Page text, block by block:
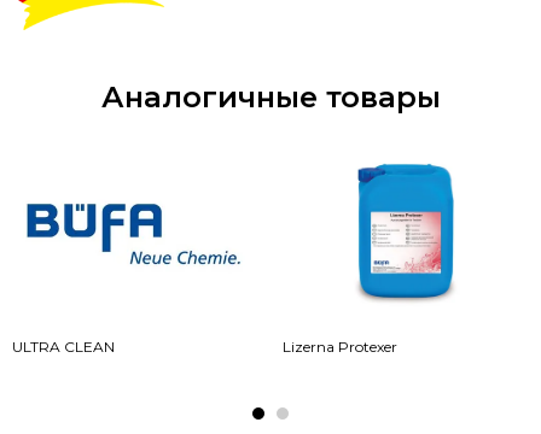
Аналогичные товары
ULTRA CLEAN Lizerna Protexer